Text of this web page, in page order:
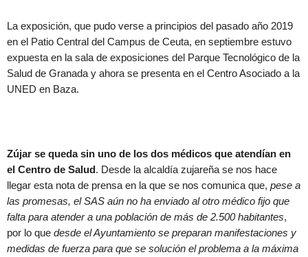
La exposición, que pudo verse a principios del pasado año 2019
en el Patio Central del Campus de Ceuta, en septiembre estuvo
expuesta en la sala de exposiciones del Parque Tecnológico de la
Salud de Granada y ahora se presenta en el Centro Asociado a la
UNED en Baza.
Zújar se queda sin uno de los dos médicos que atendían en
el Centro de Salud. Desde la alcaldía zujareña se nos hace
llegar esta nota de prensa en la que se nos comunica que, pese a
las promesas, el SAS aún no ha enviado al otro médico fijo que
falta para atender a una población de más de 2.500 habitantes,
por lo que desde el Ayuntamiento se preparan manifestaciones y
medidas de fuerza para que se solución el problema a la máxima